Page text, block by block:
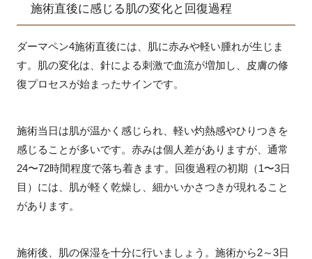
施術直後に感じる肌の変化と回復過程
ダーマペン4施術直後には、肌に赤みや軽い腫れが生じま
す。肌の変化は、針による刺激で血流が増加し、皮膚の修
復プロセスが始まったサインです。
施術当日は肌が温かく感じられ、軽い灼熱感やひりつきを
感じることが多いです。赤みは個人差がありますが、通常
24〜72時間程度で落ち着きます。回復過程の初期（1〜3日
目）には、肌が軽く乾燥し、細かいかさつきが現れること
があります。
施術後、肌の保湿を十分に行いましょう。施術から2～3日